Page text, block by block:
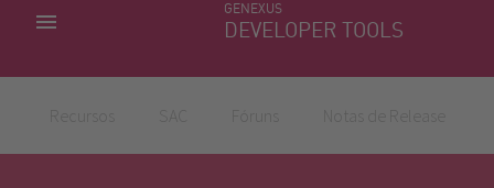
GENEXUS
DEVELOPER TOOLS
MINHAS APLICACÕES